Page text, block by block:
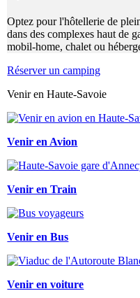
Optez pour l'hôtellerie de
dans des complexes haut de
mobil-home, chalet ou
Réserver un camping
Venir en Haute-Savoie
Venir en Avion
Venir en Train
Venir en Bus
Venir en voiture